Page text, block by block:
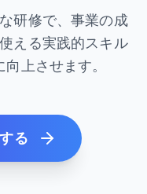
研修で、事業の成
える実践的スキル
上させます。
る